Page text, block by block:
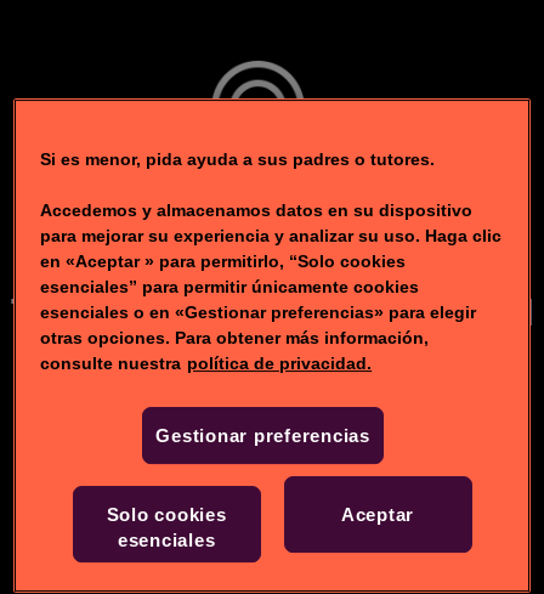
Toca para ocultar la barra del
navegador
Si es menor, pida ayuda a sus padres o tutores.
Accedemos y almacenamos datos en su dispositivo
para mejorar su experiencia y analizar su uso. Haga clic
en «Aceptar » para permitirlo, “Solo cookies
esenciales” para permitir únicamente cookies
esenciales o en «Gestionar preferencias» para elegir
otras opciones. Para obtener más información,
consulte nuestra política de privacidad.
Gestionar preferencias
Solo cookies
esenciales
Aceptar